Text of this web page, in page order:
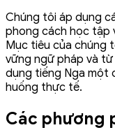
Chúng tôi áp dụng
phong cách học tập
Mục tiêu của chúng
vững ngữ pháp và
dụng tiếng Nga một
huống thực tế.
Các phương